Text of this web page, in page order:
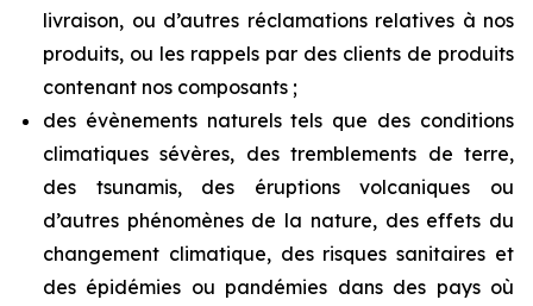
livraison, ou d’autres réclamations relatives à nos
produits, ou les rappels par des clients de produits
contenant nos composants ;
des évènements naturels tels que des conditions
climatiques sévères, des tremblements de terre,
des tsunamis, des éruptions volcaniques ou
d’autres phénomènes de la nature, des effets du
changement climatique, des risques sanitaires et
des épidémies ou pandémies dans des pays où